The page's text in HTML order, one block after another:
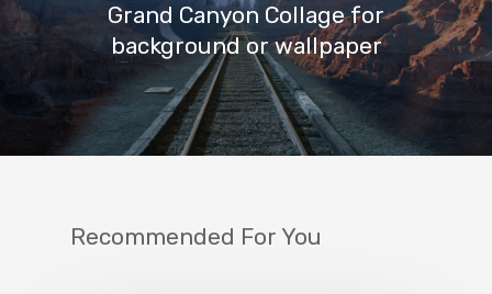
Grand Canyon Collage for
background or wallpaper
Recommended For You